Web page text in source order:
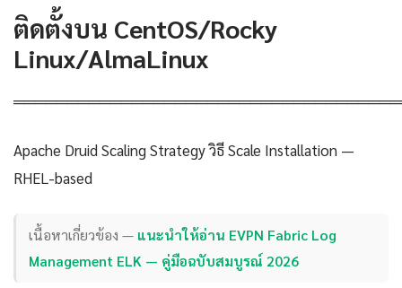
ติดตั้งบน CentOS/Rocky
Linux/AlmaLinux
Apache Druid Scaling Strategy วิธี Scale Installation —
RHEL-based
เนื้อหาเกี่ยวข้อง — แนะนำให้อ่าน EVPN Fabric Log
Management ELK — คู่มือฉบับสมบูรณ์ 2026